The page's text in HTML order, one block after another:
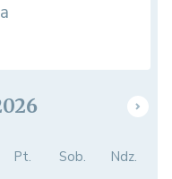
Pt. Sob. Ndz.